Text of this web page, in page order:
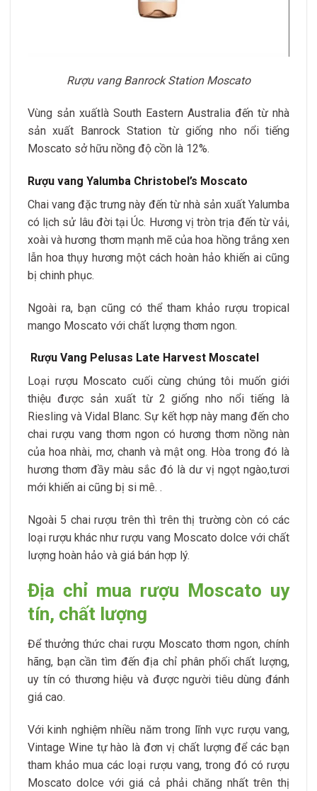
Rượu vang Banrock Station Moscato
Vùng sản xuấtlà South Eastern Australia đến từ nhà
sản xuất Banrock Station từ giống nho nổi tiếng
Moscato sở hữu nồng độ cồn là 12%.
Rượu vang Yalumba Christobel’s Moscato
Chai vang đặc trưng này đến từ nhà sản xuất Yalumba
có lịch sử lâu đời tại Úc. Hương vị tròn trịa đến từ vải,
xoài và hương thơm mạnh mẽ của hoa hồng trắng xen
lẫn hoa thụy hương một cách hoàn hảo khiến ai cũng
bị chinh phục.
Ngoài ra, bạn cũng có thể tham khảo rượu tropical
mango Moscato với chất lượng thơm ngon.
Rượu Vang Pelusas Late Harvest Moscatel
Loại rượu Moscato cuối cùng chúng tôi muốn giới
thiệu được sản xuất từ 2 giống nho nổi tiếng là
Riesling và Vidal Blanc. Sự kết hợp này mang đến cho
chai rượu vang thơm ngon có hương thơm nồng nàn
của hoa nhài, mơ, chanh và mật ong. Hòa trong đó là
hương thơm đầy màu sắc đó là dư vị ngọt ngào,tươi
mới khiến ai cũng bị si mê. .
Ngoài 5 chai rượu trên thì trên thị trường còn có các
loại rượu khác như rượu vang Moscato dolce với chất
lượng hoàn hảo và giá bán hợp lý.
Địa chỉ mua rượu Moscato uy
tín, chất lượng
Để thưởng thức chai rượu Moscato thơm ngon, chính
hãng, bạn cần tìm đến địa chỉ phân phối chất lượng,
uy tín có thương hiệu và được người tiêu dùng đánh
giá cao.
Với kinh nghiệm nhiều năm trong lĩnh vực rượu vang,
Vintage Wine tự hào là đơn vị chất lượng để các bạn
tham khảo mua các loại rượu vang, trong đó có rượu
Moscato dolce với giá cả phải chăng nhất trên thị